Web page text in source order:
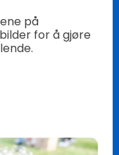
på
for å gjøre